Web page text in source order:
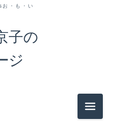
子の
ジ
お ・ も ・ い
メニュ